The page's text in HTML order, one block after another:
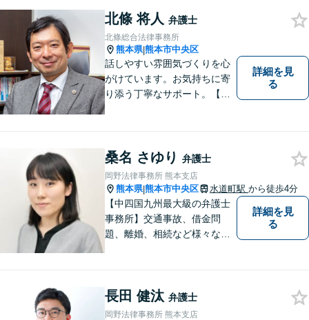
の方の契約関係トラブルまで
幅広くご相談いただいており
ます。お気軽にご相談くださ
い。
北條 将人 弁護士
北條総合法律事務所
熊本県|熊本市中央区
話しやすい雰囲気づくりを心
がけています。お気持ちに寄
り添う丁寧なサポート。【借
ート。企業からのご相談も承
ります【交通事故】弁護士費
用特約の利用可【夜間・休日
面談可】
詳細を見
る
桑名 さゆり 弁護士
岡野法律事務所 熊本支店
熊本県|熊本市中央区 水道町駅 から徒歩4分
【中四国九州最大級の弁護士
事務所】交通事故、借金問
題、離婚、相続など様々な問
い！
詳細を見
る
長田 健汰 弁護士
岡野法律事務所 熊本支店